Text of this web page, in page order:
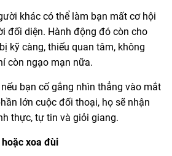
khác có thể làm bạn mất cơ hội
đối diện. Hành động đó còn cho
kỹ càng, thiếu quan tâm, không
còn ngạo mạn nữa.
bạn cố gắng nhìn thẳng vào mắt
lớn cuộc đối thoại, họ sẽ nhận
thực, tự tin và giỏi giang.
xoa đùi